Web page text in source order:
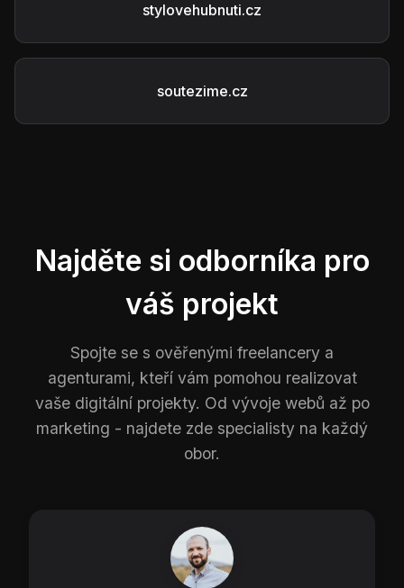
stylovehubnuti.cz
soutezime.cz
Najděte si odborníka pro
váš projekt
Spojte se s ověřenými freelancery a
agenturami, kteří vám pomohou realizovat
vaše digitální projekty. Od vývoje webů až po
marketing - najdete zde specialisty na každý
obor.